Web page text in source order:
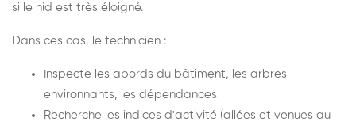
si le nid est très éloigné.
Dans ces cas, le technicien :
Inspecte les abords du bâtiment, les arbres
environnants, les dépendances
Recherche les indices d'activité (allées et venues au